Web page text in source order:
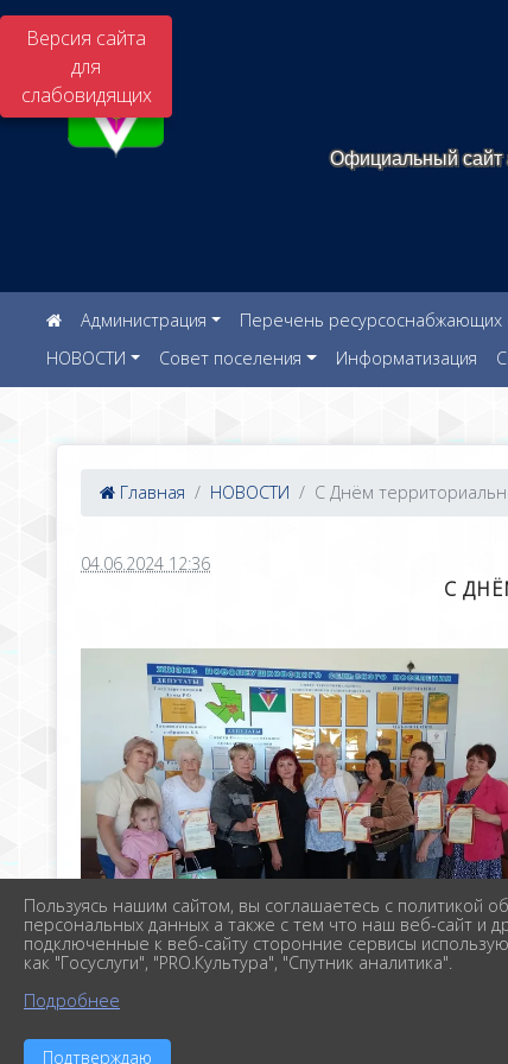
Версия сайта
для
слабовидящих
Официальный сайт
Администрация Перечень ресурсоснабжающих
НОВОСТИ
Совет поселения Информатизация
Главная НОВОСТИ С Днём
04.06.2024 12:36
С
Пользуясь нашим сайтом, вы соглашаетесь с политикой
персональных данных а также с тем что наш веб-сайт и
подключенные к веб-сайту сторонние сервисы
как "Госуслуги", "PRO.Культура", "Спутник аналитика".
Подробнее
Подтверждаю